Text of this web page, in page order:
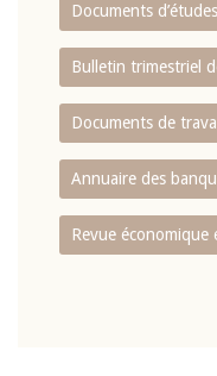
Documents
Bulletin trimestriel
Documents de
Annuaire des
Revue économique